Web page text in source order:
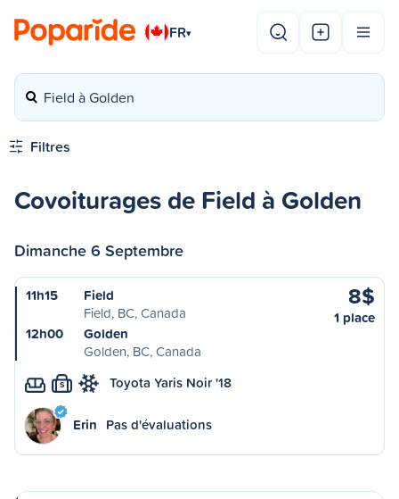
FR▾
Field à Golden
Filtres
Covoiturages de Field à Golden
Dimanche 6 Septembre
11h15
Field
Field, BC, Canada
12h00
Golden
Golden, BC, Canada
8$
1 place
S Toyota Yaris Noir '18
Erin Pas d'évaluations